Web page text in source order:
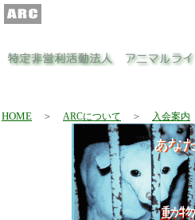
HOME ＞ ARCについて ＞ 入会案内